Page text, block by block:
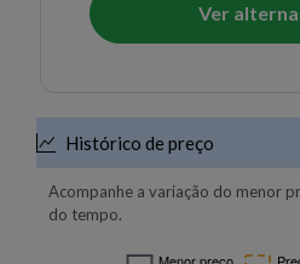
Ver
Histórico de preço
Acompanhe a variação do menor
do tempo.